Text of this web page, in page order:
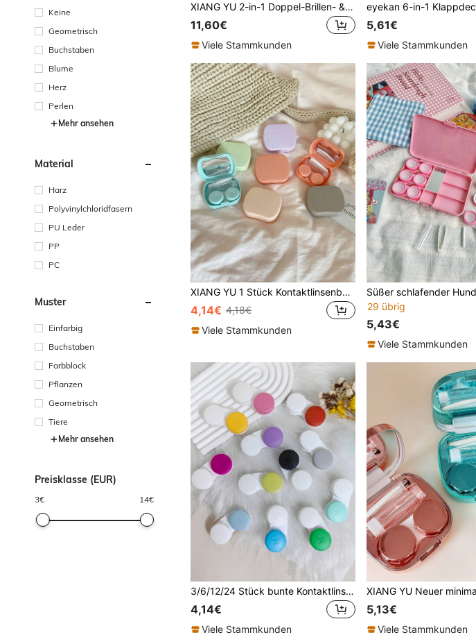
Keine
Geometrisch
Buchstaben
Blume
Herz
Perlen
Mehr ansehen
Material
Harz
Polyvinylchloridfasern
PU Leder
PP
PC
Muster
Einfarbig
Buchstaben
Farbblock
Pflanzen
Geometrisch
Tiere
Mehr ansehen
Preisklasse (EUR)
3€ 14€
XIANG YU 2-in-1 Doppel-Brillen- & Kontaktlinsen-Etui mit Spiegel, Pinzette und Entferner, tragbarer Reise-Aufbewahrungshalter für Männer und Frauen
11,60€
Viele Stammkunden
5,61€
Viele Stammkunden
XIANG YU 1 Stück Kontaktlinsenbehälter mit Reiniger-Wascher, Reisegröße, süßes farbiges Kontaktlinsen-Applikations- und Entfernungswerkzeug-Set mit Lösungsflasche für tägliche Outdoor-Augenkontakte, Kontaktlinsen für Augen, farbige Kontakte, Halloween, Schule
4,14€ 4,18€
Viele Stammkunden
29 übrig
5,43€
Viele Stammkunden
3/6/12/24 Stück bunte Kontaktlinsenbehälter, Kontaktlinsen-Einweichset, auslaufsichere Verpackung, geeignet für Outdoor, Mini-Kontaktlinsenbehälter mit Schraubverschluss, Halloween, Schule
4,14€
Viele Stammkunden
5,13€
Viele Stammkunden